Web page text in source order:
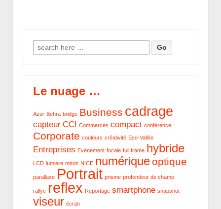
Search for:
Le nuage …
Azur Behra bridge Business cadrage
capteur CCI Commerces compact conférence
Corporate couleurs créativité Eco-Vallée
Entreprises Evènement focale full frame hybride
LCD lumière miroir NICE numériqueoptique
parallaxe Portrait prisme profondeur de champ
rallye reflex Reportage smartphone snapshot
viseur écran